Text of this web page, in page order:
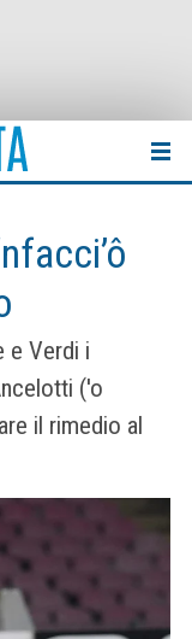
e Verdi i
('o
il rimedio al